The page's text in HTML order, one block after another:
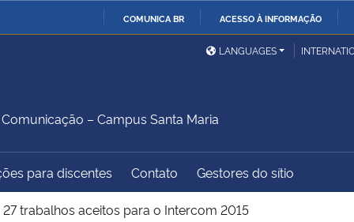
COMUNICA BR ACESSO À INFORMAÇÃO
Ministério da Defesa
Ministério das Relações
Exteriores
Ministério do
Desenvolvimento Regional
Controladoria-Geral da
LANGUAGES
– Campus Santa Maria
para discentes Contato Gestores do sítio
27 trabalhos aceitos para o Intercom 2015